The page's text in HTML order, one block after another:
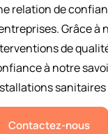
relation de
Grâce
de
à notre
sanitaires
Contactez-nous